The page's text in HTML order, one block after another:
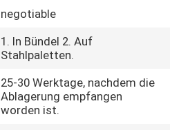
negotiable
1. In Bündel 2. Auf
Stahlpaletten.
25-30 Werktage, nachdem die
Ablagerung empfangen
worden ist.